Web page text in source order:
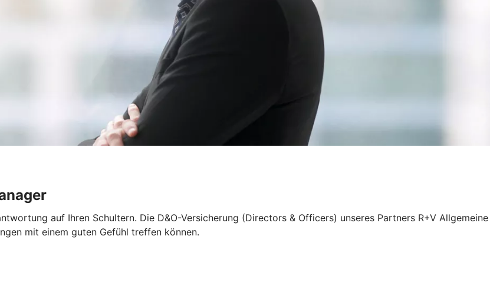
auf Ihren Schultern. Die D&O-Versicherung (Directors & Officers) unseres Partners R+V Allgemeine
mit einem guten Gefühl treffen können.